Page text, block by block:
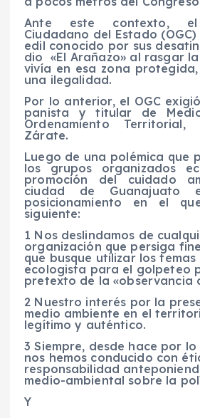
Ante este contexto, el
Ciudadano del Estado
edil conocido por sus
dio «El Arañazo» al rasgar
vivía en esa zona
una ilegalidad.
Por lo anterior, el OGC
panista y titular de
Ordenamiento Territorial,
Zárate.
Luego de una polémica que
los grupos organizados
promoción del cuidado
ciudad de Guanajuato
posicionamiento en el
siguiente:
1 Nos deslindamos de
organización que persiga
que busque utilizar los temas
ecologista para el golpeteo
pretexto de la «observancia
2 Nuestro interés por la
medio ambiente en el
legítimo y auténtico.
3 Siempre, desde hace por lo
nos hemos conducido con
responsabilidad
medio-ambiental sobre la
Y